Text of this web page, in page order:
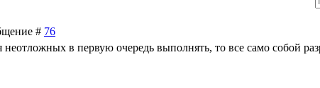
# 76
в первую очередь выполнять, то все само собой